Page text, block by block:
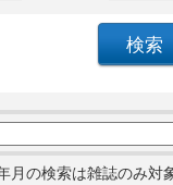
月の検索は雑誌のみ対